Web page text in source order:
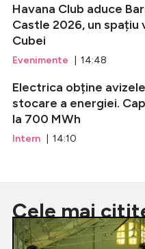
Havana Club aduce
Castle 2026, un
Cubei
Evenimente | 14:48
Electrica obține
stocare a energiei.
la 700 MWh
Intern | 14:10
Cele mai